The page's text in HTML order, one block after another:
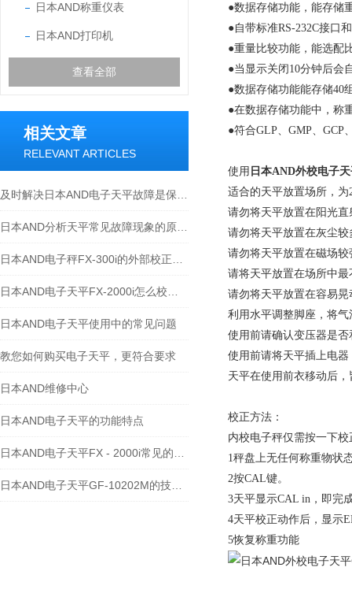
日本AND称重仪表
日本AND打印机
查看全部
相关文章
RELEVANT ARTICLES
日本AND电子天平使用中的常见问题
教您如何购买电子天平，更符合要求
日本AND维修中心
日本AND电子天平的功能特点
●数据存储功能，能存储
●自带标准RS-232C接口和
●重量比较功能，能选配
●当显示关闭 10分钟后会
●数据存储功能能存储40
●在数据存储功能中，称
●符合GLP、 GMP、 GCP
使用 日本AND外校电子
适合的天平放置场所，为
请勿将天平放置在阳光
请勿将天平放置在灰尘较
请勿将天平放置在磁场较
请将天平放置在场所中
请勿将天平放置在容易
利用水平调整脚座，将
使用前请确认变压器是
使用前请将天平插上电器
天平在使用前衣移动后
校正方法：
内校电子秤仅需按一下校
1秤盘上无任何称重物状
2按CAL键。
3天平显示CAL in ，即完
4天平校正动作后，显示
5恢复称重功能